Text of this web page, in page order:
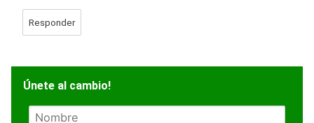
Responder
Únete al cambio!
N